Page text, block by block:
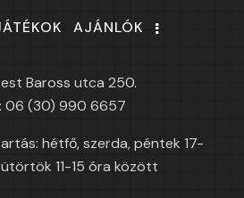
AJÁNLÓK
Baross utca 250.
06 (30) 990 6657
hétfő, szerda, péntek 17-
11-15 óra között